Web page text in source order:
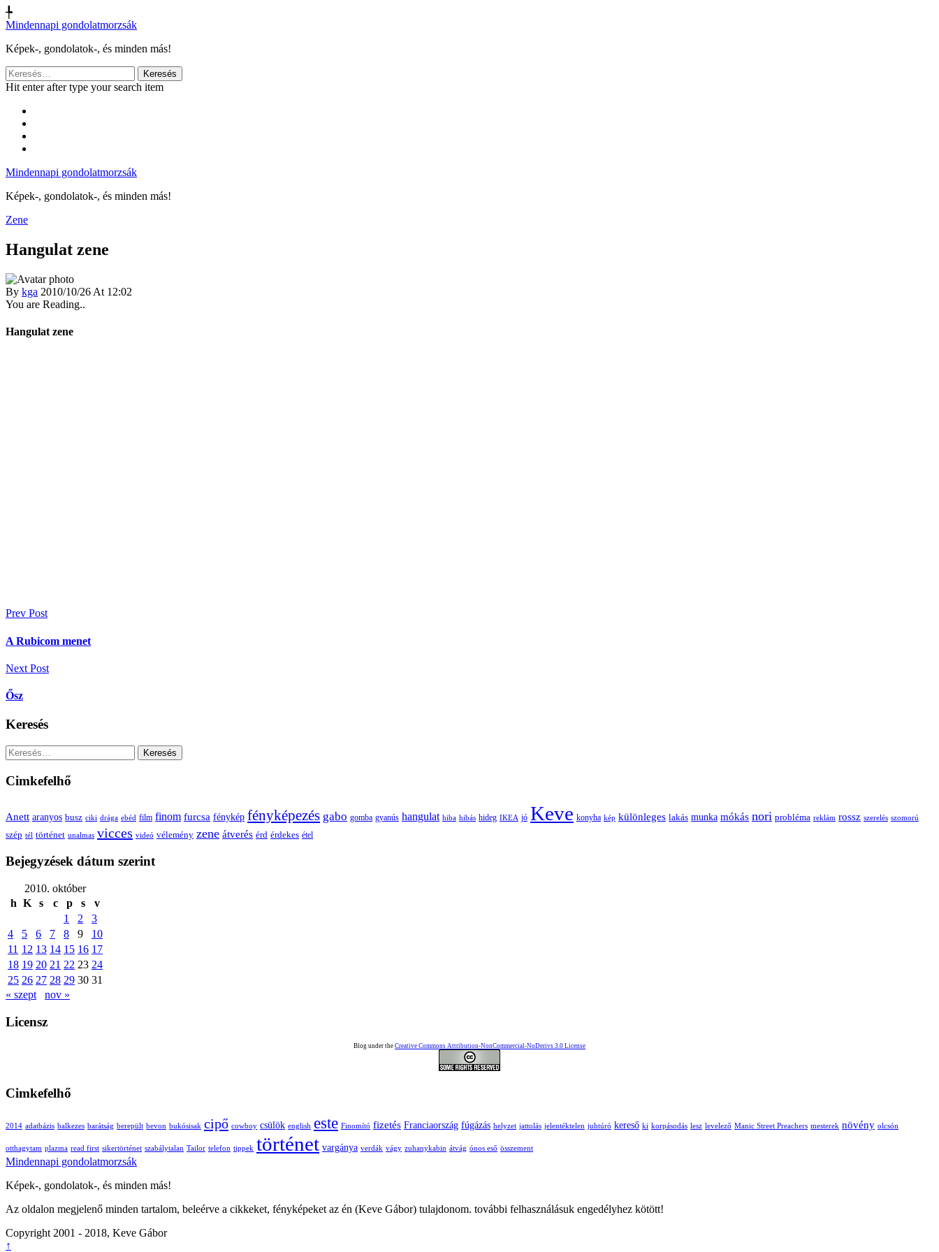
╄
Mindennapi gondolatmorzsák
Képek-, gondolatok-, és minden más!
Keresés:
Hit enter after type your search item
Mindennapi gondolatmorzsák
Képek-, gondolatok-, és minden más!
Zene
Hangulat zene
By kga 2010/10/26 At 12:02
You are Reading..
Hangulat zene
Bejegyzés
navigáció
Prev Post
A Rubicom menet
Next Post
Ősz
Keresés
Keresés:
Cimkefelhő
Anett aranyos busz ciki drága ebéd film finom furcsa fénykép fényképezés gabo gomba gyanús hangulat hiba hibás hideg IKEA jó Keve konyha kép különleges lakás munka mókás nori probléma reklám rossz szerelés szomorú
szép tél történet unalmas vicces videó vélemény zene átverés érd érdekes étel
Bejegyzések dátum szerint
2010. október
h K s c p s
v
1
2
3
4
5 6 7 8 9
10
11 12 13 14 15 16 17
18 19 20 21 22 23 24
25 26 27 28 29 30 31
« szept
nov »
Licensz
Blog under the Creative Commons Attribution-NonCommercial-NoDerivs 3.0 License
Cimkefelhő
2014 adatbázis balkezes barátság berepült bevon bukósisak cipő cowboy csülök english este Finomító fizetés Franciaország fúgázás helyzet jattolás jelentéktelen juhtúró kereső ki korpásodás lesz levelező Manic Street Preachers mesterek növény olcsón
otthagytam plazma read first sikertörténet szabálytalan Tailor telefon tippek történet vargánya verdák vágy zuhanykabin átvág ónos eső összement
Mindennapi gondolatmorzsák
Képek-, gondolatok-, és minden más!
Az oldalon megjelenő minden tartalom, beleérve a cikkeket, fényképeket az én (Keve Gábor) tulajdonom. további felhasználásuk engedélyhez kötött!
Copyright 2001 - 2018, Keve Gábor
↑